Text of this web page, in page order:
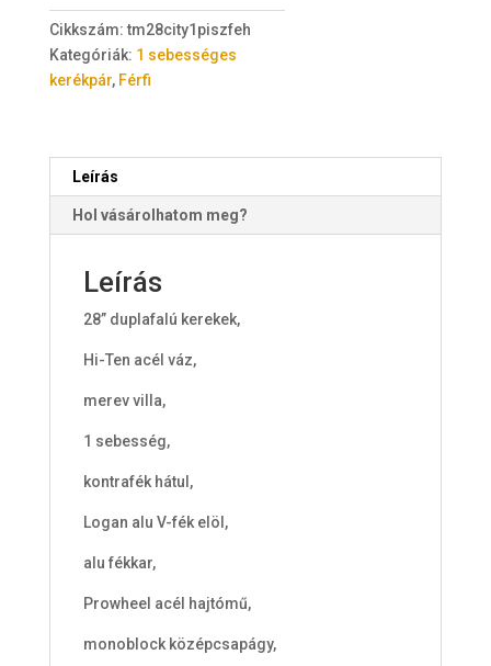
sebességes
pisztácia/fehér
(19")
mennyiség
Cikkszám: tm28city1piszfeh
Kategóriák: 1 sebességes
kerékpár, Férfi
Leírás
Hol vásárolhatom meg?
Leírás
28” duplafalú kerekek,
Hi-Ten acél váz,
merev villa,
1 sebesség,
kontrafék hátul,
Logan alu V-fék elöl,
alu fékkar,
Prowheel acél hajtómű,
monoblock középcsapágy,